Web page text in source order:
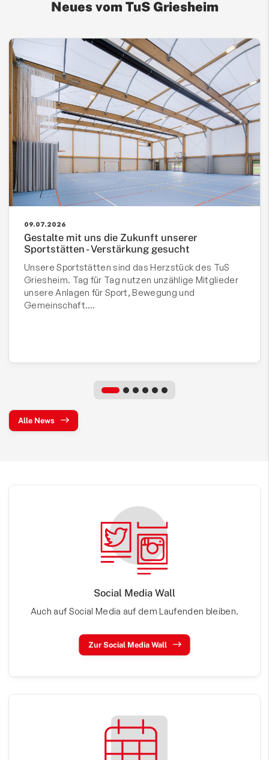
Neues vom TuS Griesheim
09.07.2026
Gestalte mit uns die Zukunft unserer
Sportstätten - Verstärkung gesucht
Unsere Sportstätten sind das Herzstück des TuS
Griesheim. Tag für Tag nutzen unzählige Mitglieder
unsere Anlagen für Sport, Bewegung und
Gemeinschaft.…
Alle News
Social Media Wall
Auch auf Social Media auf dem Laufenden bleiben.
Zur Social Media Wall